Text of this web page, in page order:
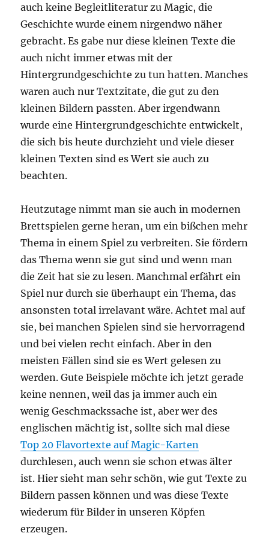
auch keine Begleitliteratur zu Magic, die
Geschichte wurde einem nirgendwo näher
gebracht. Es gabe nur diese kleinen Texte die
auch nicht immer etwas mit der
Hintergrundgeschichte zu tun hatten. Manches
waren auch nur Textzitate, die gut zu den
kleinen Bildern passten. Aber irgendwann
wurde eine Hintergrundgeschichte entwickelt,
die sich bis heute durchzieht und viele dieser
kleinen Texten sind es Wert sie auch zu
beachten.
Heutzutage nimmt man sie auch in modernen
Brettspielen gerne heran, um ein bißchen mehr
Thema in einem Spiel zu verbreiten. Sie fördern
das Thema wenn sie gut sind und wenn man
die Zeit hat sie zu lesen. Manchmal erfährt ein
Spiel nur durch sie überhaupt ein Thema, das
ansonsten total irrelavant wäre. Achtet mal auf
sie, bei manchen Spielen sind sie hervorragend
und bei vielen recht einfach. Aber in den
meisten Fällen sind sie es Wert gelesen zu
werden. Gute Beispiele möchte ich jetzt gerade
keine nennen, weil das ja immer auch ein
wenig Geschmackssache ist, aber wer des
englischen mächtig ist, sollte sich mal diese
Top 20 Flavortexte auf Magic-Karten
durchlesen, auch wenn sie schon etwas älter
ist. Hier sieht man sehr schön, wie gut Texte zu
Bildern passen können und was diese Texte
wiederum für Bilder in unseren Köpfen
erzeugen.